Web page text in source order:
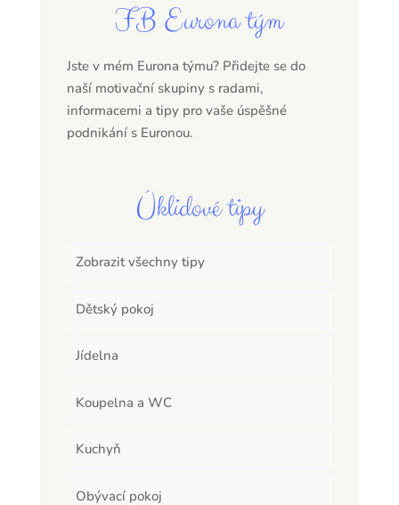
FB Eurona tým
Jste v mém Eurona týmu? Přidejte se do
naší motivační skupiny s radami,
informacemi a tipy pro vaše úspěšné
podnikání s Euronou.
Úklidové tipy
Zobrazit všechny tipy
Dětský pokoj
Jídelna
Koupelna a WC
Kuchyň
Obývací pokoj